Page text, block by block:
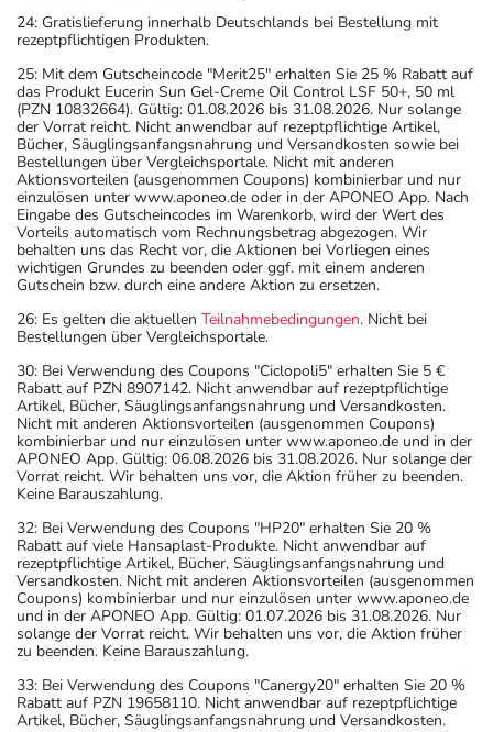
24: Gratislieferung innerhalb Deutschlands bei Bestellung mit
rezeptpflichtigen Produkten.
25: Mit dem Gutscheincode "Merit25" erhalten Sie 25 % Rabatt auf
das Produkt Eucerin Sun Gel-Creme Oil Control LSF 50+, 50 ml
(PZN 10832664). Gültig: 01.08.2026 bis 31.08.2026. Nur solange
der Vorrat reicht. Nicht anwendbar auf rezeptpflichtige Artikel,
Bücher, Säuglingsanfangsnahrung und Versandkosten sowie bei
Bestellungen über Vergleichsportale. Nicht mit anderen
Aktionsvorteilen (ausgenommen Coupons) kombinierbar und nur
einzulösen unter www.aponeo.de oder in der APONEO App. Nach
Eingabe des Gutscheincodes im Warenkorb, wird der Wert des
Vorteils automatisch vom Rechnungsbetrag abgezogen. Wir
behalten uns das Recht vor, die Aktionen bei Vorliegen eines
wichtigen Grundes zu beenden oder ggf. mit einem anderen
Gutschein bzw. durch eine andere Aktion zu ersetzen.
26: Es gelten die aktuellen Teilnahmebedingungen. Nicht bei
Bestellungen über Vergleichsportale.
30: Bei Verwendung des Coupons "Ciclopoli5" erhalten Sie 5 €
Rabatt auf PZN 8907142. Nicht anwendbar auf rezeptpflichtige
Artikel, Bücher, Säuglingsanfangsnahrung und Versandkosten.
Nicht mit anderen Aktionsvorteilen (ausgenommen Coupons)
kombinierbar und nur einzulösen unter www.aponeo.de und in der
APONEO App. Gültig: 06.08.2026 bis 31.08.2026. Nur solange der
Vorrat reicht. Wir behalten uns vor, die Aktion früher zu beenden.
Keine Barauszahlung.
32: Bei Verwendung des Coupons "HP20" erhalten Sie 20 %
Rabatt auf viele Hansaplast-Produkte. Nicht anwendbar auf
rezeptpflichtige Artikel, Bücher, Säuglingsanfangsnahrung und
Versandkosten. Nicht mit anderen Aktionsvorteilen (ausgenommen
Coupons) kombinierbar und nur einzulösen unter www.aponeo.de
und in der APONEO App. Gültig: 01.07.2026 bis 31.08.2026. Nur
solange der Vorrat reicht. Wir behalten uns vor, die Aktion früher
zu beenden. Keine Barauszahlung.
33: Bei Verwendung des Coupons "Canergy20" erhalten Sie 20 %
Rabatt auf PZN 19658110. Nicht anwendbar auf rezeptpflichtige
Artikel, Bücher, Säuglingsanfangsnahrung und Versandkosten.